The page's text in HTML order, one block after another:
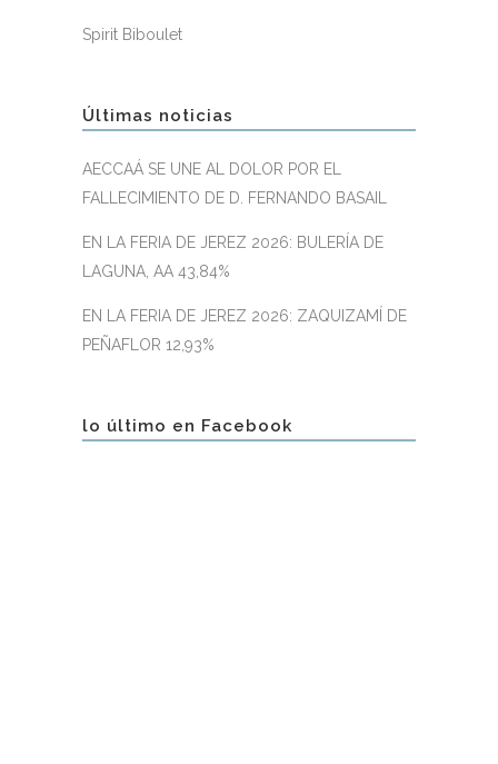
Spirit Biboulet
Últimas noticias
AECCAÁ SE UNE AL DOLOR POR EL
FALLECIMIENTO DE D. FERNANDO BASAIL
EN LA FERIA DE JEREZ 2026: BULERÍA DE
LAGUNA, AA 43,84%
EN LA FERIA DE JEREZ 2026: ZAQUIZAMÍ DE
PEÑAFLOR 12,93%
lo último en Facebook